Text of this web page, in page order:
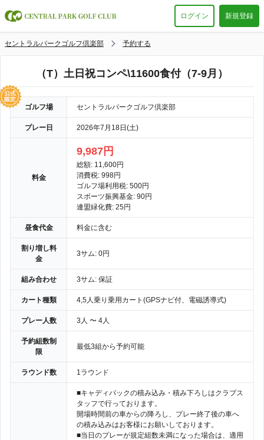
ログイン 新規登録
セントラルパークゴルフ倶楽部 予約する
（T）土日祝コンペ\11600食付（7-9月）
ゴルフ場 セントラルパークゴルフ倶楽部
プレー日 2026年7月18日(土)
料金
9,987円
総額: 11,600円
消費税: 998円
ゴルフ場利用税: 500円
スポーツ振興基金: 90円
連盟緑化費: 25円
昼食代金 料金に含む
割り増し料
金
3サム: 0円
組み合わせ 3サム: 保証
カート種類 4,5人乗り乗用カート(GPSナビ付、電磁誘導式)
プレー人数 3人 〜 4人
予約組数制
限
最低3組から予約可能
ラウンド数 1ラウンド
■キャディバックの積み込み・積み下ろしはクラブス
タッフで行っております。
開場時間前の車からの降ろし、プレー終了後の車へ
の積み込みはお客様にお願いしております。
■当日のプレーが規定組数未満になった場合は、適用